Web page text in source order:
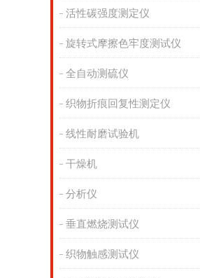
活性碳强度测定仪
旋转式摩擦色牢度测试仪
全自动测硫仪
织物折痕回复性测定仪
线性耐磨试验机
干燥机
分析仪
垂直燃烧测试仪
织物触感测试仪